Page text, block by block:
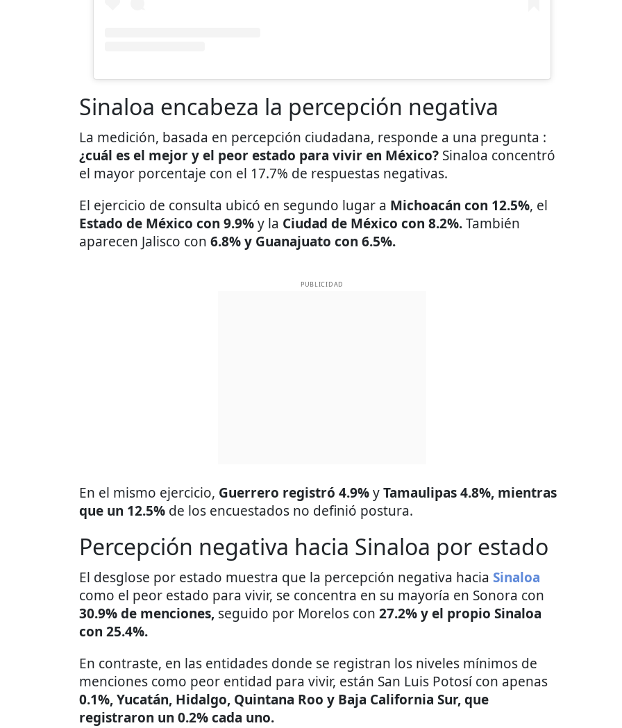
Sinaloa encabeza la percepción negativa
La medición, basada en percepción ciudadana, responde a una pregunta :
¿cuál es el mejor y el peor estado para vivir en México? Sinaloa concentró
el mayor porcentaje con el 17.7% de respuestas negativas.
El ejercicio de consulta ubicó en segundo lugar a Michoacán con 12.5%, el
Estado de México con 9.9%y la Ciudad de México con 8.2%.También
aparecen Jalisco con 6.8% y Guanajuato con 6.5%.
PUBLICIDAD
En el mismo ejercicio, Guerrero registró 4.9%yTamaulipas 4.8%, mientras
que un 12.5% de los encuestados no definió postura.
Percepción negativa hacia Sinaloa por estado
El desglose por estado muestra que la percepción negativa hacia Sinaloa
como el peor estado para vivir, se concentra en su mayoría en Sonora con
30.9% de menciones, seguido por Morelos con 27.2% y el propio Sinaloa
con 25.4%.
En contraste, en las entidades donde se registran los niveles mínimos de
menciones como peor entidad para vivir, están San Luis Potosí con apenas
0.1%, Yucatán, Hidalgo, Quintana Roo y Baja California Sur, que
registraron un 0.2% cada uno.